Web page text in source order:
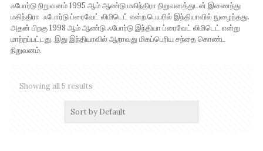
ஃபோர்டு நிறுவனம் 1995 ஆம் ஆண்டு மகிந்திரா நிறுவனத்துடன் இணைந்து
மகிந்திரா ஃபோர்டு ப்ரைவேட் லிமிடெட் என்ற பெயரில் இந்தியாவில் நுழைந்தது.
அதன் பிறகு 1998 ஆம் ஆண்டு ஃபோர்டு இந்தியா ப்ரைவேட் லிமிடெட் என்று
மாற்றப்பட்டது. இது இந்தியாவில் ஆறாவது மிகப்பெரிய சந்தை கொண்ட
நிறுவனம்.
Showing all 5 results